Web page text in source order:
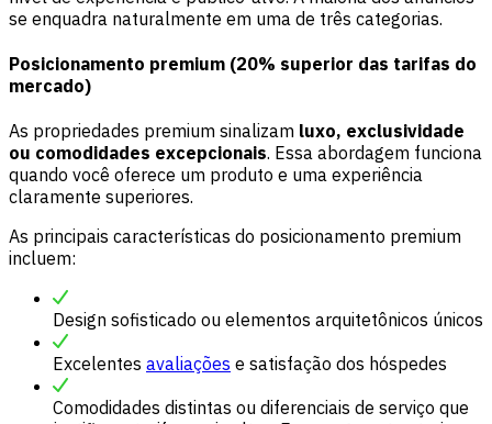
se enquadra naturalmente em uma de três categorias.
Posicionamento premium (20% superior das tarifas do
mercado)
As propriedades premium sinalizam luxo, exclusividade
ou comodidades excepcionais. Essa abordagem funciona
quando você oferece um produto e uma experiência
claramente superiores.
As principais características do posicionamento premium
incluem:
Design sofisticado ou elementos arquitetônicos únicos
Excelentes avaliações e satisfação dos hóspedes
Comodidades distintas ou diferenciais de serviço que